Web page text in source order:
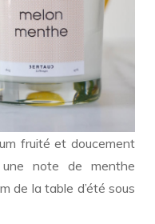
fruité et doucement
note de menthe
de la table d’été sous